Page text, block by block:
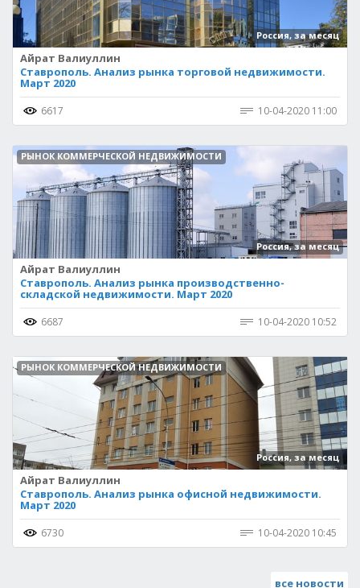
Россия, за месяц
Айрат Валиуллин
Ставрополь. Анализ рынка торговой недвижимости.
Март 2020
6617 10-04-2020 11:00
РЫНОК КОММЕРЧЕСКОЙ НЕДВИЖИМОСТИ
Россия, за месяц
Айрат Валиуллин
Ставрополь. Анализ рынка производственно-
складской недвижимости. Март 2020
6687 10-04-2020 10:52
РЫНОК КОММЕРЧЕСКОЙ НЕДВИЖИМОСТИ
Россия, за месяц
Айрат Валиуллин
Ставрополь. Анализ рынка офисной недвижимости.
Март 2020
6730 10-04-2020 10:45
все новости